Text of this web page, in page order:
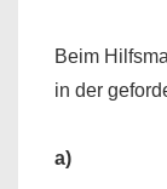
Beim
in der
a)